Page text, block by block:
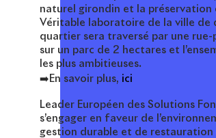
naturel girondin et la préservation
Véritable laboratoire de la ville de
quartier sera traversé par une
sur un parc de 2 hectares et
les plus ambitieuses.
➡️En savoir plus, ici
Leader Européen des Solutions
s’engager en faveur de
gestion durable et de restauration